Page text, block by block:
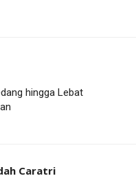
hingga Lebat
Caratri